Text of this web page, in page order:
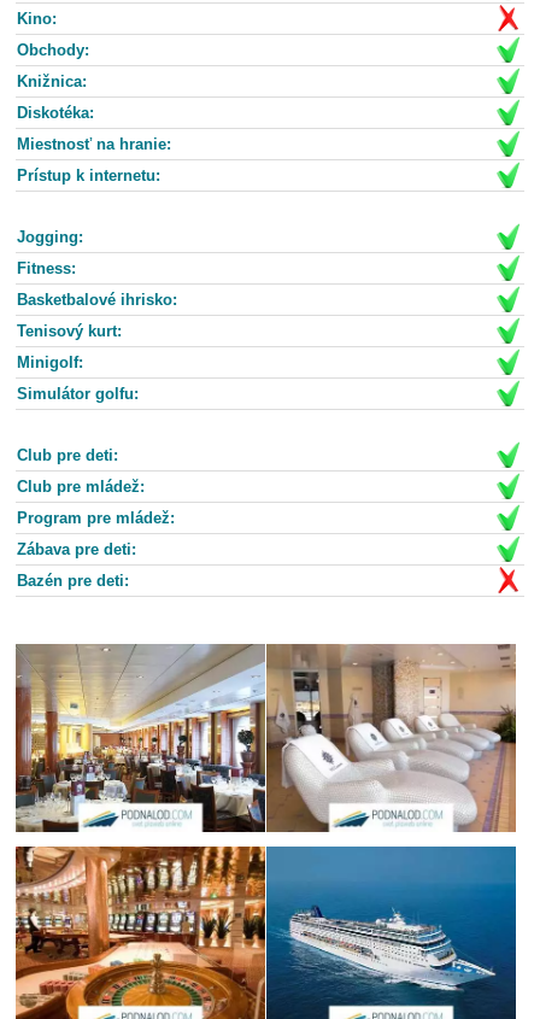
Kino:
Obchody:
Knižnica:
Diskotéka:
Miestnosť na hranie:
Prístup k internetu:
Jogging:
Fitness:
Basketbalové ihrisko:
Tenisový kurt:
Minigolf:
Simulátor golfu:
Club pre deti:
Club pre mládež:
Program pre mládež:
Zábava pre deti:
Bazén pre deti: